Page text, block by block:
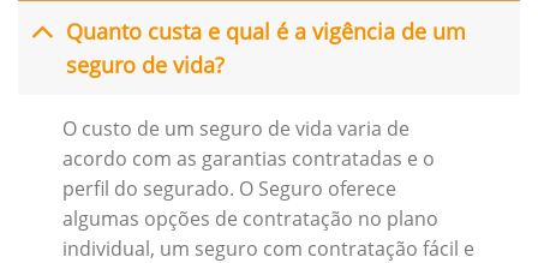
Quanto custa e qual é a vigência de um
seguro de vida?
O custo de um seguro de vida varia de
acordo com as garantias contratadas e o
perfil do segurado. O Seguro oferece
algumas opções de contratação no plano
individual, um seguro com contratação fácil e